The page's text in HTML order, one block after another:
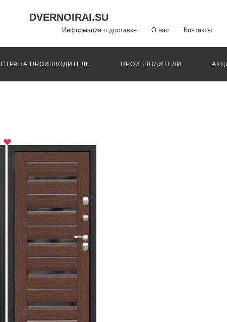
DVERNOIRAI.SU
Информация о доставке О нас Контакты
СТРАНА ПРОИЗВОДИТЕЛЬ ПРОИЗВОДИТЕЛИ